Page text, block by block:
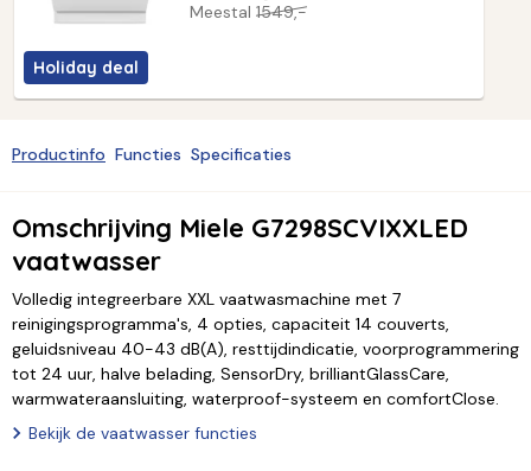
Holiday deal
Meestal 1549,-
Productinfo Functies Specificaties
Omschrijving Miele G7298SCVIXXLED
vaatwasser
Volledig integreerbare XXL vaatwasmachine met 7
reinigingsprogramma's, 4 opties, capaciteit 14 couverts,
geluidsniveau 40-43 dB(A), resttijdindicatie, voorprogrammering
tot 24 uur, halve belading, SensorDry, brilliantGlassCare,
warmwateraansluiting, waterproof-systeem en comfortClose.
Bekijk de vaatwasser functies